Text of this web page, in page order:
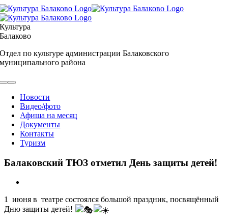
Skip
to
content
Культура
Балаково
Отдел по культуре администрации Балаковского
муниципального района
Toggle
NavigationНовости
Видео/фото
Афиша на месяц
Документы
Контакты
Туризм
Балаковский ТЮЗ отметил День защиты детей!
Image
1 июня в театре состоялся большой праздник, посвящённый
Дню защиты детей!